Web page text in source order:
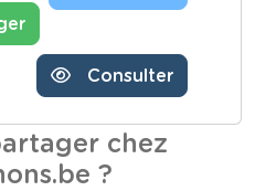
Consulter
chez
?